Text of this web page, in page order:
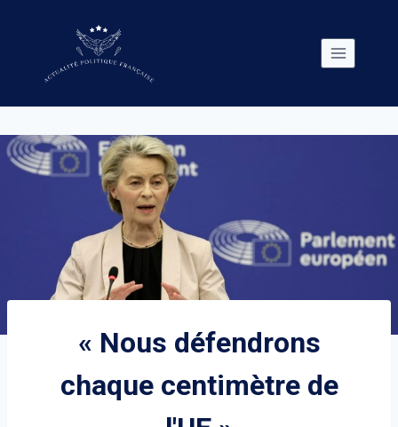
« Nous défendrons
chaque centimètre de